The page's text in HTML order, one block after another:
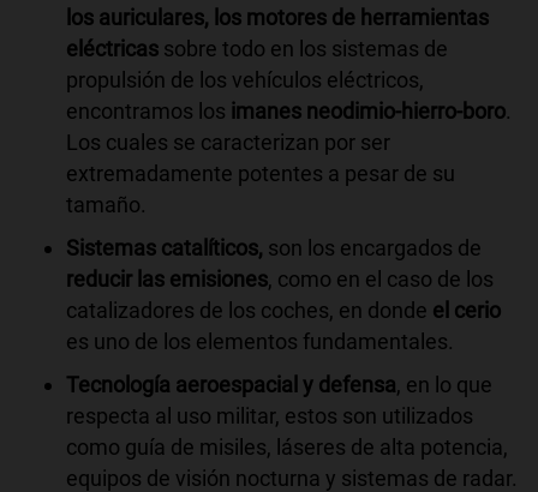
los auriculares, los motores de herramientas
eléctricas sobre todo en los sistemas de
propulsión de los vehículos eléctricos,
encontramos los imanes neodimio-hierro-boro.
Los cuales se caracterizan por ser
extremadamente potentes a pesar de su
tamaño.
Sistemas catalíticos, son los encargados de
reducir las emisiones, como en el caso de los
catalizadores de los coches, en donde el cerio
es uno de los elementos fundamentales.
Tecnología aeroespacial y defensa, en lo que
respecta al uso militar, estos son utilizados
como guía de misiles, láseres de alta potencia,
equipos de visión nocturna y sistemas de radar.